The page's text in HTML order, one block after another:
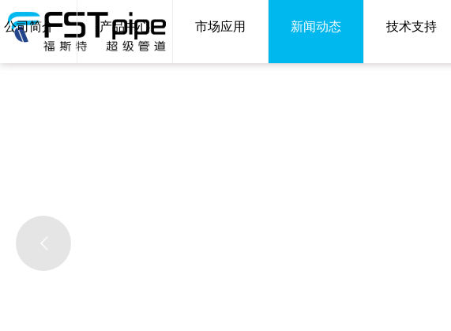
公司简介 产品中心 市场应用 新闻动态 技术支持